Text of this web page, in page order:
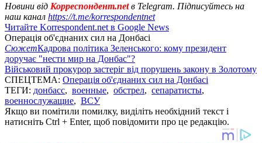
Новини від Корреспондент.netв Telegram. Підписуйтесь на
наш канал https://t.me/korrespondentnet
Читайте Korrespondent.net в Google News
Операція об'єднаних сил на Донбасі
СюжетКадрова політика Зеленського: кому президент
доручає "нести мир на Донбас"?
Військовий прокурор застеріг від порушень закону в Золотому
СПЕЦТЕМА: Операція об'єднаних сил на Донбасі
ТЕГИ: донбасс, военные, обстрел, сепаратисты,
военнослужащие, ВСУ
Якщо ви помітили помилку, виділіть необхідний текст і
натисніть Ctrl + Enter, щоб повідомити про це редакцію.